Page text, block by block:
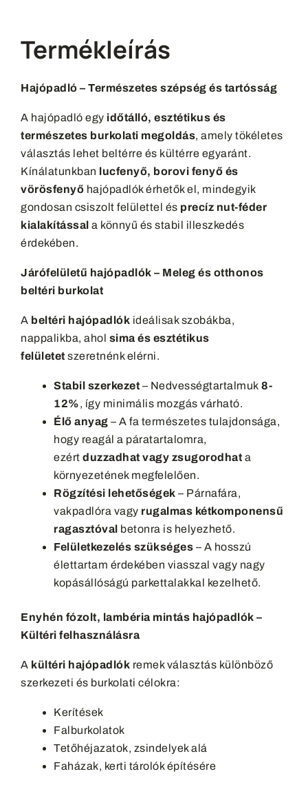
Termékleírás
Hajópadló – Természetes szépség és tartósság
A hajópadló egy időtálló, esztétikus és
természetes burkolati megoldás, amely tökéletes
választás lehet beltérre és kültérre egyaránt.
Kínálatunkban lucfenyő, borovi fenyő és
vörösfenyő hajópadlók érhetők el, mindegyik
gondosan csiszolt felülettel és precíz nut-féder
kialakítással a könnyű és stabil illeszkedés
érdekében.
Járófelületű hajópadlók – Meleg és otthonos
beltéri burkolat
A beltéri hajópadlók ideálisak szobákba,
nappalikba, ahol sima és esztétikus
felületet szeretnénk elérni.
Stabil szerkezet – Nedvességtartalmuk 8-
12%, így minimális mozgás várható.
Élő anyag – A fa természetes tulajdonsága,
hogy reagál a páratartalomra,
ezért duzzadhat vagy zsugorodhat a
környezetének megfelelően.
Rögzítési lehetőségek – Párnafára,
vakpadlóra vagy rugalmas kétkomponensű
ragasztóval betonra is helyezhető.
Felületkezelés szükséges – A hosszú
élettartam érdekében viasszal vagy nagy
kopásállóságú parkettalakkal kezelhető.
Enyhén fózolt, lambéria mintás hajópadlók –
Kültéri felhasználásra
A kültéri hajópadlók remek választás különböző
szerkezeti és burkolati célokra:
Kerítések
Falburkolatok
Tetőhéjazatok, zsindelyek alá
Faházak, kerti tárolók építésére